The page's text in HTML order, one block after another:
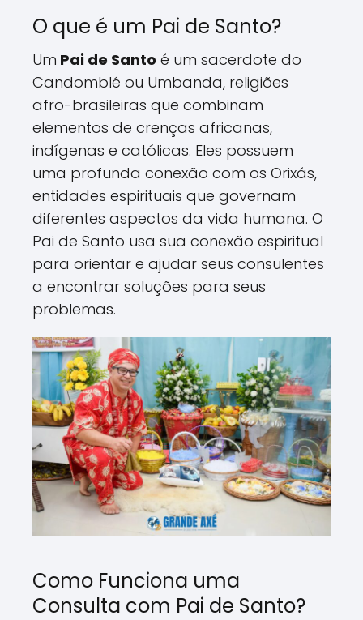
O que é um Pai de Santo?
Um Pai de Santo é um sacerdote do
Candomblé ou Umbanda, religiões
afro-brasileiras que combinam
elementos de crenças africanas,
indígenas e católicas. Eles possuem
uma profunda conexão com os Orixás,
entidades espirituais que governam
diferentes aspectos da vida humana. O
Pai de Santo usa sua conexão espiritual
para orientar e ajudar seus consulentes
a encontrar soluções para seus
problemas.
Como Funciona uma
Consulta com Pai de Santo?